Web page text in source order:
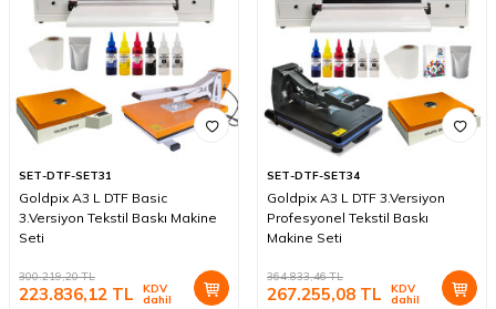
SET-DTF-SET31
Goldpix A3 L DTF Basic
3.Versiyon Tekstil Baskı Makine
Seti
300.219,20TL
223.836,12 TL KDV
dahil
SET-DTF-SET34
Goldpix A3 L DTF 3.Versiyon
Profesyonel Tekstil Baskı
Makine Seti
364.833,46TL
267.255,08 TL KDV
dahil